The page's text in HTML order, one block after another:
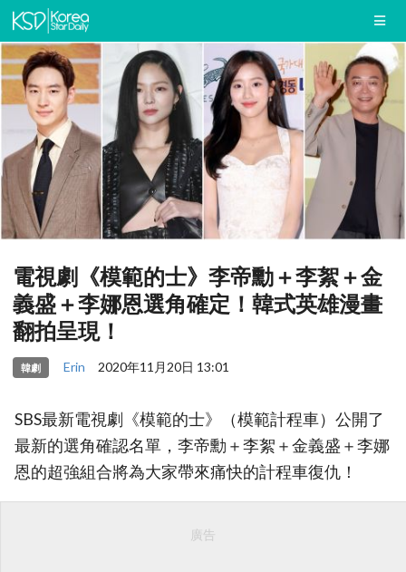
電視劇《模範的士》李帝勳＋李絮＋金
義盛＋李娜恩選角確定！韓式英雄漫畫
翻拍呈現！
韓劇 Erin 2020年11月20日 13:01
SBS最新電視劇《模範的士》（模範計程車）公開了
最新的選角確認名單，李帝勳＋李絮＋金義盛＋李娜
恩的超強組合將為大家帶來痛快的計程車復仇！
廣告